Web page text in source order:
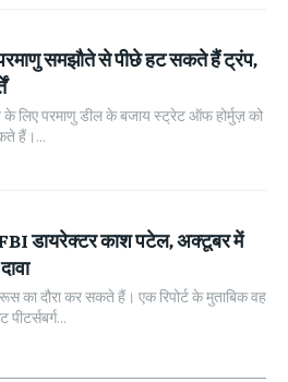
समझौते से पीछे हट सकते हैं ट्रंप,
लिए परमाणु डील के बजाय स्ट्रेट ऑफ होर्मुज़ को
हैं।...
डायरेक्टर काश पटेल, अक्टूबर में
का दौरा कर सकते हैं। एक रिपोर्ट के मुताबिक वह